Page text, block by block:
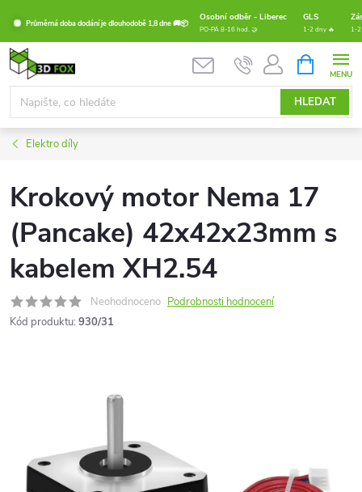
obsah
Průměrná doba dodání je dlouhodobě 1,8 dne 🚚📦
Osobní odběr - Liberec GLS
PO-PÁ 8-16 hod. 🤝 1-2 dny 🔥 1-
HLEDAT
NÁKUPNÍ
KOŠÍK
Elektro díly
Krokový motor Nema 17
(Pancake) 42x42x23mm s
kabelem XH2.54
Neohodnoceno Podrobnosti hodnocení
Kód produktu: 930/31